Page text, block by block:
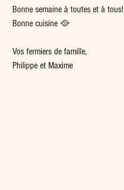
Bonne semaine à toutes et à tous!
Bonne cuisine 🥘
Vos fermiers de famille,
Philippe et Maxime